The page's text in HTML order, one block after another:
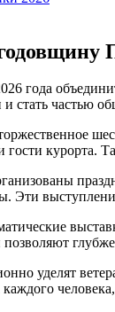
года
стать частью
курорта.
уделят
каждого